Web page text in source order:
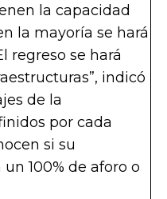
la capacidad
la mayoría se hará
regreso se hará
indicó
de la
por cada
si su
100% de aforo o